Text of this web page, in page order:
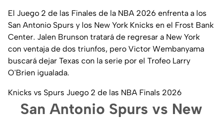
El Juego 2 de las Finales de la NBA 2026 enfrenta a los
San Antonio Spurs y los New York Knicks en el Frost Bank
Center. Jalen Brunson tratará de regresar a New York
con ventaja de dos triunfos, pero Victor Wembanyama
buscará dejar Texas con la serie por el Trofeo Larry
O'Brien igualada.
Knicks vs Spurs Juego 2 de las NBA Finals 2026
San Antonio Spurs vs New